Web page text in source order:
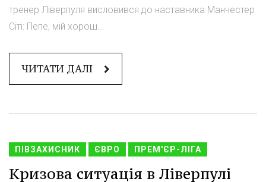
тренер Ліверпуля висловився до наставника Манчестер
Сіті: Пепе, мій хорош...
ЧИТАТИ ДАЛІ
ПІВЗАХИСНИК ЄВРО ПРЕМ'ЄР-ЛІГА
Кризова ситуація в Ліверпулі